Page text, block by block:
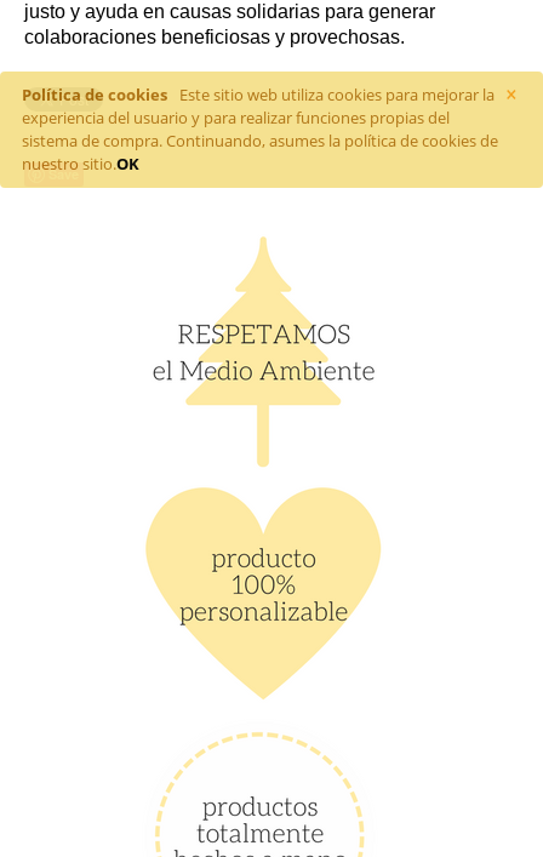
×
Política de cookies
Este sitio web utiliza cookies para mejorar la
experiencia del usuario y para realizar funciones propias del
sistema de compra. Continuando, asumes la política de cookies de
nuestro sitio.OK
justo y ayuda en causas solidarias para generar
colaboraciones beneficiosas y provechosas.
Save